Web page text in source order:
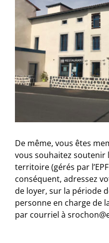
De même, vous êtes
vous souhaitez soutenir
territoire (gérés par
conséquent, adressez
de loyer, sur la période
personne en charge de
par courriel à